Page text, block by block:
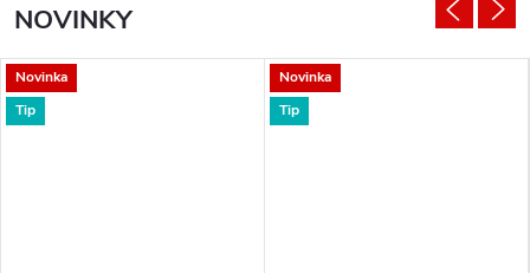
NOVINKY
Novinka
Tip
Novinka
Tip